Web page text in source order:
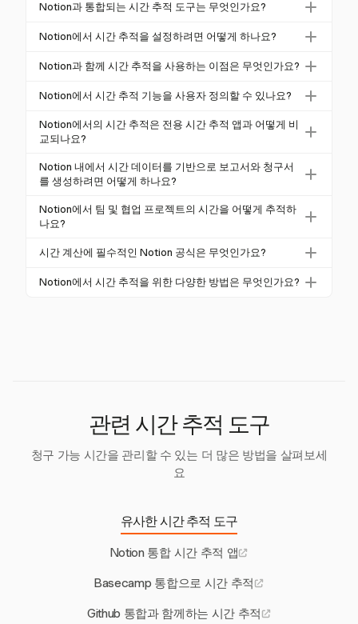
Notion과 통합되는 시간 추적 도구는 무엇인가요?
Notion은 기본적인 시간 추적 기능이 없지만, Toggl 및
한 도구는 사용자가 Notion 작업에서 직접 시간을 추적
합은 자동 타임시트와 포괄적인 프로젝트 관리를 위한
상세 분석을 제공합니다.
Notion에서 시간 추적을 설정하려면 어떻게 하나요?
Notion에서 시간 추적을 설정하려면 "제목", "시작 시
이스를 생성합니다. dateBetween과 같은 공식을 사
작/중지 타이머를 위한 "버튼" 속성을 추가할 수 있습
니다. 이 설정은 Notion 내에서 효율적인 시간 관리를
가능하게 합니다.
Notion과 함께 시간 추적을 사용하는 이점은 무엇인가요?
Notion과 시간 추적을 통합하면 청구 가능한 시간을 3
있습니다. Notion의 유연성은 사용자 정의된 워크플로
를 가능하게 하여 더 나은 시간 관리와 생산성을 제공
합니다. 또한 기업은 이러한 시스템을 도입한 후 6개월
이내에 20-40%의 생산성 증가를 보고했습니다.
Notion에서 시간 추적 기능을 사용자 정의할 수 있나요?
네, Notion의 모듈형 디자인은 시간 추적 기능의 광범
위한 사용자 지정을 지원합니다. 사용자는 특정 요구에
설정할 수 있습니다. 미리 만들어진 템플릿은 개인 또
는 팀 요구에 맞게 조정할 수 있어 효율적이고 개인화
된 시간 관리를 보장합니다.
Notion에서의 시간 추적은 전용 시간 추적 앱과 어떻게 비
교되나요?
Notion은 유연성과 사용자 지정을 제공하지만, 실시간
보고 및 고급 분석과 같은 일부 전용 시간 추적 앱의 기
면 이 격차를 메우고 강력한 시간 추적 기능과 원활한
워크플로 통합을 제공할 수 있습니다.
Notion 내에서 시간 데이터를 기반으로 보고서와 청구서
를 생성하려면 어떻게 하나요?
Notion에서는 데이터베이스 보기와 공식을 사용하여
프로젝트 또는 회사별로 시간 데이터를 요약할 수 있습
한 상세 보고서를 생성하여 재무 추적 및 프로젝트 관
리 효율성을 향상시킬 수 있습니다.
Notion에서 팀 및 협업 프로젝트의 시간을 어떻게 추적하
나요?
팀 추적을 위해 Notion은 "사람" 속성을 추가하여 시간
이스는 시간 관련 데이터를 공동으로 모니터링할 수 있
시간 계산에 필수적인 Notion 공식은 무엇인가요?
시간 계산에 필수적인 Notion 공식에는 소요 시간을 결
Notion에서 시간 추적을 위한 다양한 방법은 무엇인가요?
관련 시간 추적 도구
청구 가능 시간을 관리할 수 있는 더 많은 방법을 살펴보세
요
유사한 시간 추적 도구
Notion 통합 시간 추적 앱
Basecamp 통합으로 시간 추적
Github 통합과 함께하는 시간 추적